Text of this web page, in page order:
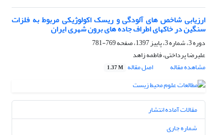
ارزیابی شاخص های آلودگی و ریسک اکولوژیکی مربوط به فلزات
سنگین در خاکهای اطراف جاده های برون شهری ایران
دوره 3، شماره 3، پاییز 1397، صفحه
769-781
علیرضا پرداختی، فاطمه زاهد
مشاهده مقاله
اصل مقاله 1.37 M
مقالات آماده انتشار
شماره جاری